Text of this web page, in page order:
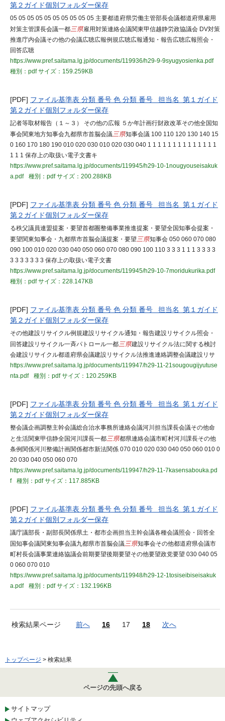
第２ガイド個別フォルダー保存
05 05 05 05 05 05 05 05 05 05 主要都道府県労働主管部長会議都道府県雇用
対策主管課長会議一都三県雇用対策連絡会議関東甲信越静労政協議会 DV対策
推進庁内会議その他の会議広聴広報例規広聴広報通知・報告広聴広報照会・
回答広聴
https://www.pref.saitama.lg.jp/documents/119936/h29-9-9syugyosienka.pdf
種別：pdfサイズ：159.259KB
[PDF] ファイル基準表 分類 番号 色 分類 番号 担当名 第１ガイド
第２ガイド個別フォルダー保存
記者等取材報告（１～３） その他の広報 ５か年計画行財政改革その他全国知
事会関東地方知事会九都県市首脳会議三県知事会議 100 110 120 130 140 15
0 160 170 180 190 010 020 030 010 020 030 040 1 1 1 1 1 1 1 1 1 1 1 1 1 1
1 1 1 保存上の取扱い電子文書キ
https://www.pref.saitama.lg.jp/documents/119945/h29-10-1nougyouseisakuk
a.pdf
種別：pdfサイズ：200.288KB
[PDF] ファイル基準表 分類 番号 色 分類 番号 担当名 第１ガイド
第２ガイド個別フォルダー保存
る秩父議員連盟提案・要望首都圏整備事業推進提案・要望全国知事会提案・
要望関東知事会・九都県市首脳会議提案・要望三県知事会 050 060 070 080
090 100 010 020 030 040 050 060 070 080 090 100 110 3 3 3 1 1 1 3 3 3 3
3 3 3 3 3 3 3 保存上の取扱い電子文書
https://www.pref.saitama.lg.jp/documents/119945/h29-10-7moridukurika.pdf
種別：pdfサイズ：228.147KB
[PDF] ファイル基準表 分類 番号 色 分類 番号 担当名 第１ガイド
第２ガイド個別フォルダー保存
その他建設リサイクル例規建設リサイクル通知・報告建設リサイクル照会・
回答建設リサイクル一斉パトロール一都三県建設リサイクル法に関する検討
会建設リサイクル都道府県会議建設リサイクル法推進連絡調整会議建設リサ
https://www.pref.saitama.lg.jp/documents/119947/h29-11-21sougougijyutuse
nta.pdf
種別：pdfサイズ：120.259KB
[PDF] ファイル基準表 分類 番号 色 分類 番号 担当名 第１ガイド
第２ガイド個別フォルダー保存
整会議企画調整主幹会議総合治水事務所連絡会議河川担当課長会議その他命
と生活関東甲信静全国河川課長一都三県都県連絡会議市町村河川課長その他
条例関係河川整備計画関係都市新法関係 070 010 020 030 040 050 060 010 0
20 030 040 050 060 070
https://www.pref.saitama.lg.jp/documents/119947/h29-11-7kasensabouka.pd
f
種別：pdfサイズ：117.885KB
[PDF] ファイル基準表 分類 番号 色 分類 番号 担当名 第１ガイド
第２ガイド個別フォルダー保存
議庁議部長・副部長関係県土・都市企画担当主幹会議各種会議照会・回答全
国知事会議関東知事会議九都県市首脳会議三県知事会その他都道府県会議市
町村長会議事業連絡協議会前期要望後期要望その他要望政党要望 030 040 05
0 060 070 010
https://www.pref.saitama.lg.jp/documents/119948/h29-12-1tosiseibiseisakuk
a.pdf
種別：pdfサイズ：132.196KB
検索結果ページ 前へ 16 17 18 次へ
トップページ > 検索結果
ページの先頭へ戻る
サイトマップ